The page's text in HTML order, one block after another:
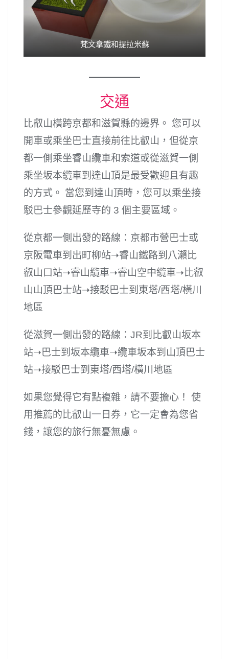
梵文拿鐵和提拉米蘇
交通
比叡山橫跨京都和滋賀縣的邊界。 您可以
開車或乘坐巴士直接前往比叡山，但從京
都一側乘坐睿山纜車和索道或從滋賀一側
乘坐坂本纜車到達山頂是最受歡迎且有趣
的方式。 當您到達山頂時，您可以乘坐接
駁巴士參觀延歷寺的 3 個主要區域。
從京都一側出發的路線：京都市營巴士或
京阪電車到出町柳站➝睿山鐵路到八瀨比
叡山口站➝睿山纜車➝睿山空中纜車➝比叡
山山頂巴士站➝接駁巴士到東塔/西塔/橫川
地區
從滋賀一側出發的路線：JR到比叡山坂本
站➝巴士到坂本纜車➝纜車坂本到山頂巴士
站➝接駁巴士到東塔/西塔/橫川地區
如果您覺得它有點複雜，請不要擔心！ 使
用推薦的比叡山一日券，它一定會為您省
錢，讓您的旅行無憂無慮。